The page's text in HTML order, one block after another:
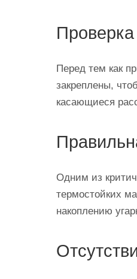
Проверка
Перед тем как
закреплены,
касающиеся
Одним из
термостойких
накоплению